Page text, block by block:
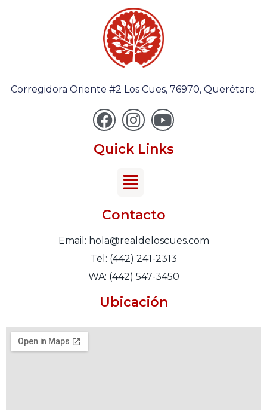
Corregidora Oriente #2 Los Cues, 76970, Querétaro.
Quick Links
Contacto
Email: hola@realdeloscues.com
Tel: (442) 241-2313
WA: (442) 547-3450
Ubicación